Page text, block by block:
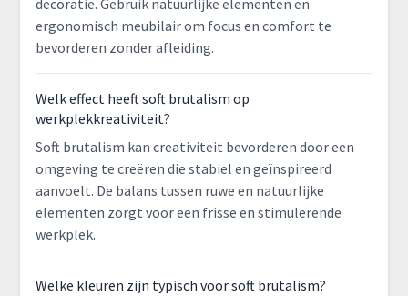
decoratie. Gebruik natuurlijke elementen en
ergonomisch meubilair om focus en comfort te
bevorderen zonder afleiding.
Welk effect heeft soft brutalism op
werkplekkreativiteit?
Soft brutalism kan creativiteit bevorderen door een
omgeving te creëren die stabiel en geïnspireerd
aanvoelt. De balans tussen ruwe en natuurlijke
elementen zorgt voor een frisse en stimulerende
werkplek.
Welke kleuren zijn typisch voor soft brutalism?